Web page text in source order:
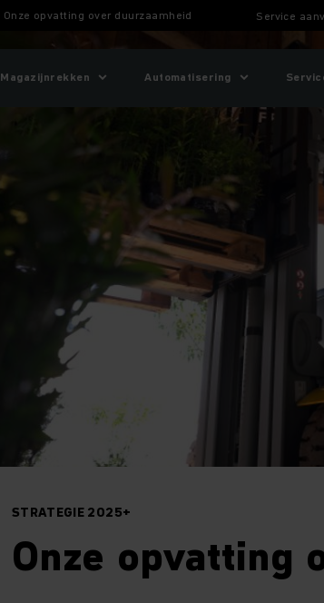
Onze opvatting over duurzaamheid Service
Magazijnrekken Automatisering
STRATEGIE 2025+
Onze opvatting